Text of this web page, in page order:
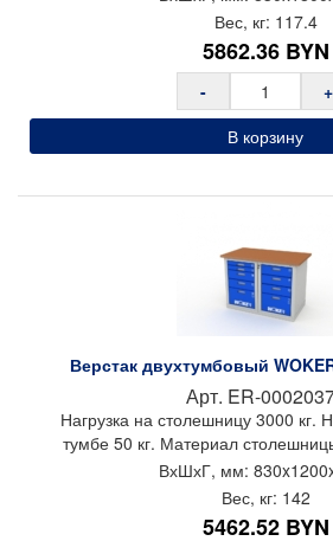
Цвет: светло-серый (RAL 7035),
Покрытие: порошковое
Производитель: Предприятие ДВК
Страна производства: Россия
Вес, кг: 117.4
5862.36 BYN
-
+
В корзину
Верстак двухтумбовый
Арт. ER-
Нагрузка на столешницу 3000 кг.
тумбе 50 кг. Материал
ВхШхГ, мм: 830x
Вес, кг: 142
5462.52 BYN